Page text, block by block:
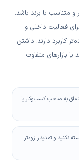
و متناسب با برند باشد.
فعالیت داخلی و
کاربرد دارند. داشتن
بازارهای متفاوت
متعلق به صاحب کسب‌وکار یا
نکنید و تمدید را زودتر